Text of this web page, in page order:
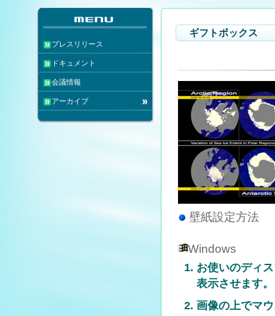
プレスリリース
ドキュメント
会議情報
アーカイブ
ギフトボックス
壁紙設定方法
Windows
お使いのディ
表示させます。
画像の上でマ